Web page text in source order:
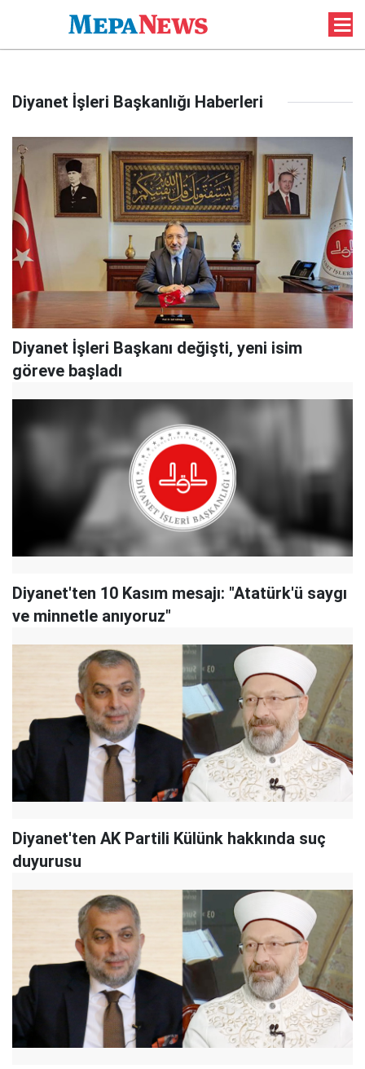
Diyanet İşleri Başkanlığı Haberleri
Diyanet İşleri Başkanı değişti, yeni isim
göreve başladı
Diyanet'ten 10 Kasım mesajı: "Atatürk'ü saygı
ve minnetle anıyoruz"
Diyanet'ten AK Partili Külünk hakkında suç
duyurusu